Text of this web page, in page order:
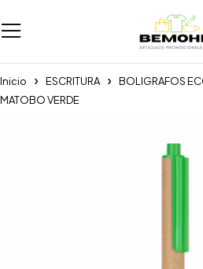
Inicio ESCRITURA BOLIGRAFOS
MATOBO VERDE